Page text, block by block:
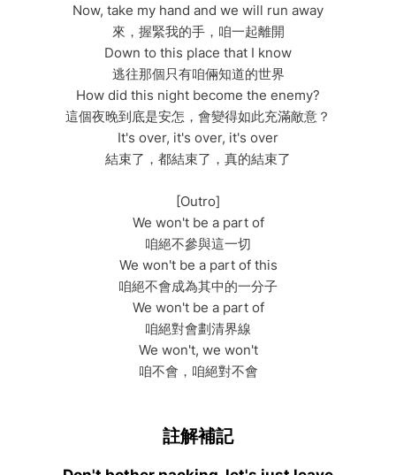
Now, take my hand and we will run away
來，握緊我的手，咱一起離開
Down to this place that I know
逃往那個只有咱倆知道的世界
How did this night become the enemy?
這個夜晚到底是安怎，會變得如此充滿敵意？
It's over, it's over, it's over
結束了，都結束了，真的結束了
[Outro]
We won't be a part of
咱絕不參與這一切
We won't be a part of this
咱絕不會成為其中的一分子
We won't be a part of
咱絕對會劃清界線
We won't, we won't
咱不會，咱絕對不會
註解補記